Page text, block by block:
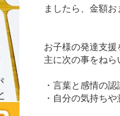
ましたら、金額お
お子様の発達支援
主に次の事をねら
・言葉と感情の
・自分の気持ち